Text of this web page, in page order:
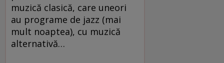
muzică clasică, care uneori
au programe de jazz (mai
mult noaptea), cu muzică
alternativă…